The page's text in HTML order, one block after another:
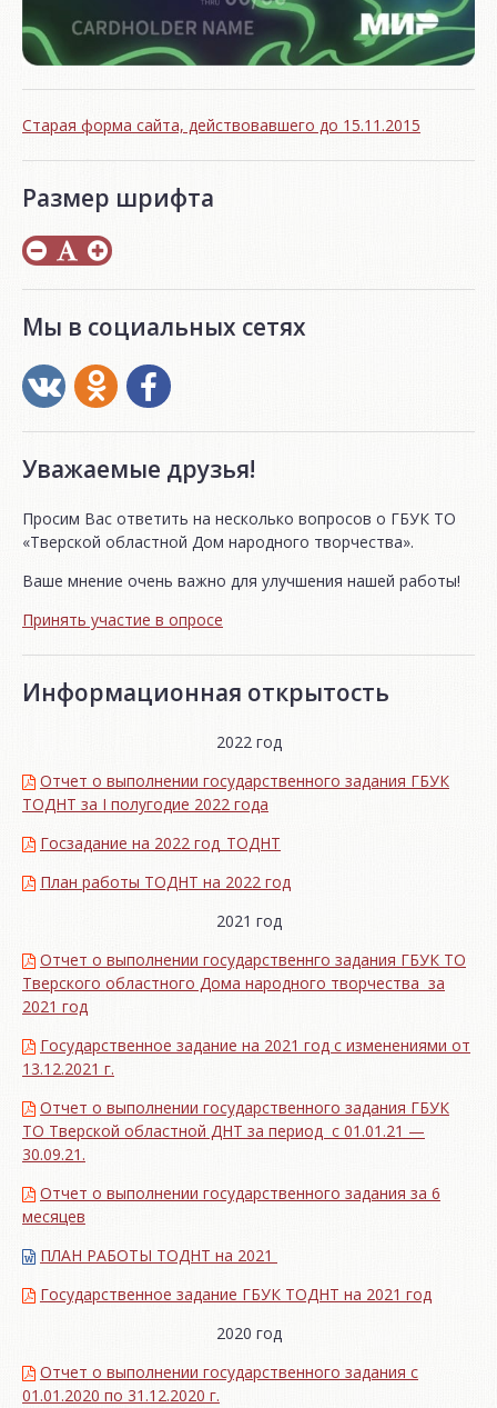
Старая форма сайта, действовавшего до 15.11.2015
Размер шрифта
Мы в социальных сетях
Уважаемые друзья!
Просим Вас ответить на несколько вопросов о ГБУК ТО
«Тверской областной Дом народного творчества».
Ваше мнение очень важно для улучшения нашей работы!
Принять участие в опросе
Информационная открытость
2022 год
Отчет о выполнении государственного задания ГБУК
ТОДНТ за I полугодие 2022 года
Госзадание на 2022 год_ТОДНТ
План работы ТОДНТ на 2022 год
2021 год
Отчет о выполнении государственнго задания ГБУК ТО
Тверского областного Дома народного творчества за
2021 год
Государственное задание на 2021 год с изменениями от
13.12.2021 г.
Отчет о выполнении государственного задания ГБУК
ТО Тверской областной ДНТ за период с 01.01.21 —
30.09.21.
Отчет о выполнении государственного задания за 6
месяцев
ПЛАН РАБОТЫ ТОДНТ на 2021
Государственное задание ГБУК ТОДНТ на 2021 год
2020 год
Отчет о выполнении государственного задания с
01.01.2020 по 31.12.2020 г.